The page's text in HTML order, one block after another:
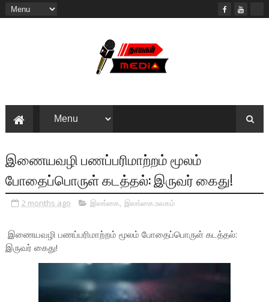
இணையவழி பணப்பரிமாற்றம் மூலம்
போதைப்பொருள் கடத்தல்: இருவர் கைது!
2 months ago இலங்கை, இலங்கை.உலகம்
இணையவழி பணப்பரிமாற்றம் மூலம் போதைப்பொருள் கடத்தல்:
இருவர் கைது!